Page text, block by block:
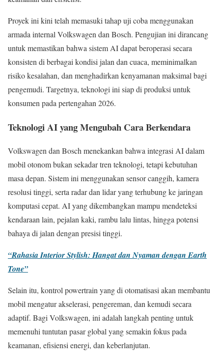
Proyek ini kini telah memasuki tahap uji coba menggunakan
armada internal Volkswagen dan Bosch. Pengujian ini dirancang
untuk memastikan bahwa sistem AI dapat beroperasi secara
konsisten di berbagai kondisi jalan dan cuaca, meminimalkan
risiko kesalahan, dan menghadirkan kenyamanan maksimal bagi
pengemudi. Targetnya, teknologi ini siap di produksi untuk
konsumen pada pertengahan 2026.
Teknologi AI yang Mengubah Cara Berkendara
Volkswagen dan Bosch menekankan bahwa integrasi AI dalam
mobil otonom bukan sekadar tren teknologi, tetapi kebutuhan
masa depan. Sistem ini menggunakan sensor canggih, kamera
resolusi tinggi, serta radar dan lidar yang terhubung ke jaringan
komputasi cepat. AI yang dikembangkan mampu mendeteksi
kendaraan lain, pejalan kaki, rambu lalu lintas, hingga potensi
bahaya di jalan dengan presisi tinggi.
“Rahasia Interior Stylish: Hangat dan Nyaman dengan Earth
Tone”
Selain itu, kontrol powertrain yang di otomatisasi akan membantu
mobil mengatur akselerasi, pengereman, dan kemudi secara
adaptif. Bagi Volkswagen, ini adalah langkah penting untuk
memenuhi tuntutan pasar global yang semakin fokus pada
keamanan, efisiensi energi, dan keberlanjutan.